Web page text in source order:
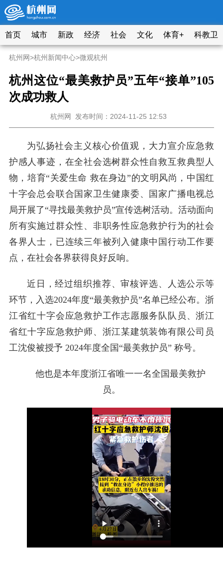
首页 城市 新政 经济 社会 文化 体育+ 科教卫
杭州网>杭州新闻中心>微观杭州
杭州这位“最美救护员”五年“接单”105
次成功救人
杭州网 发布时间：2024-11-25 12:53
为弘扬社会主义核心价值观，大力宣介应急救
护感人事迹，在全社会选树群众性自救互救典型人
物，培育“关爱生命 救在身边”的文明风尚，中国红
十字会总会联合国家卫生健康委、国家广播电视总
局开展了“寻找最美救护员”宣传选树活动。活动面向
所有实施过群众性、非职务性应急救护行为的社会
各界人士，已连续三年被列入健康中国行动工作要
点，在社会各界获得良好反响。
近日，经过组织推荐、审核评选、人选公示等
环节，入选2024年度“最美救护员”名单已经公布。浙
江省红十字会应急救护工作志愿服务队队员、浙江
省红十字应急救护师、浙江某建筑装饰有限公司员
工沈俊被授予 2024年度全国“最美救护员” 称号。
他也是本年度浙江省唯一一名全国最美救护
员。